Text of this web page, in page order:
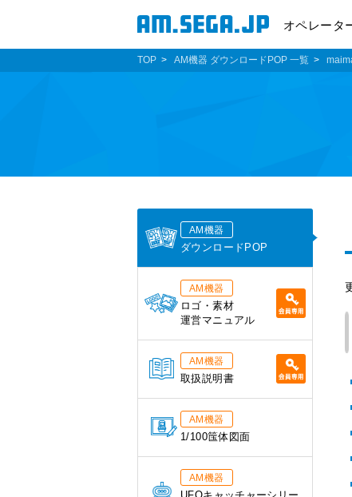
オペレータ
TOP AM機器 ダウンロードPOP 一覧
AM機器
ダウンロードPOP
AM機器
ロゴ・素材
運営マニュアル
AM機器
取扱説明書
AM機器
1/100筺体図面
AM機器